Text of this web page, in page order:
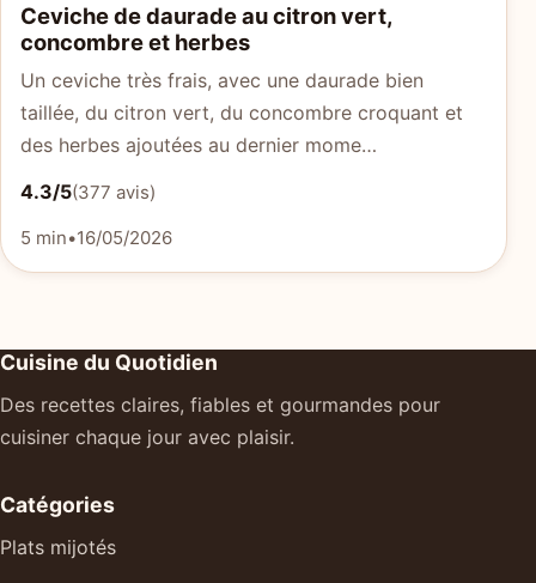
Ceviche de daurade au citron vert,
concombre et herbes
Un ceviche très frais, avec une daurade bien
taillée, du citron vert, du concombre croquant et
des herbes ajoutées au dernier mome…
4.3/5(377 avis)
5 min•16/05/2026
Cuisine du Quotidien
Des recettes claires, fiables et gourmandes pour
cuisiner chaque jour avec plaisir.
Catégories
Plats mijotés